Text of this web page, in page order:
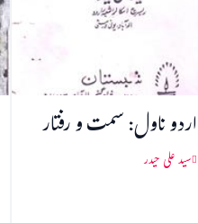
اردو ناول: سمت و رفتار
سید علی حیدر